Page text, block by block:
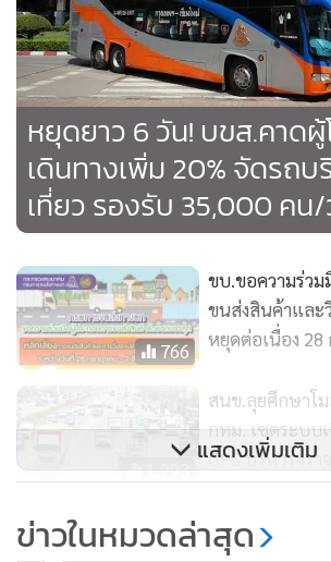
หยุดยาว 6 วัน! บขส.คาด
เดินทางเพิ่ม 20% จัดรถบ
เที่ยว รองรับ 35,000 คน
766
ขบ.ขอความร่วม
ขนส่งสินค้าและ
หยุดต่อเนื่อง 28
1,293
สนข.ลุยศึกษาโ
กทม. เซตระบบ
GPS บริหารจรา
เหลวสองครั้ง ครั้
แสดงเพิ่มเติม
ข่าวในหมวดล่าสุด